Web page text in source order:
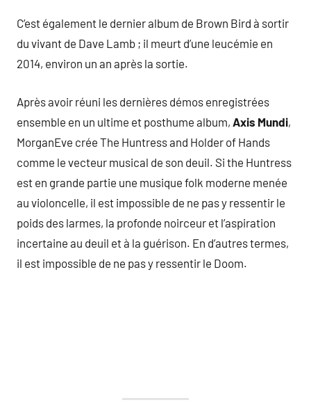
C’est également le dernier album de Brown Bird à sortir
du vivant de Dave Lamb ; il meurt d’une leucémie en
2014, environ un an après la sortie.
Après avoir réuni les dernières démos enregistrées
ensemble en un ultime et posthume album, Axis Mundi,
MorganEve crée The Huntress and Holder of Hands
comme le vecteur musical de son deuil. Si the Huntress
est en grande partie une musique folk moderne menée
au violoncelle, il est impossible de ne pas y ressentir le
poids des larmes, la profonde noirceur et l’aspiration
incertaine au deuil et à la guérison. En d’autres termes,
il est impossible de ne pas y ressentir le Doom.